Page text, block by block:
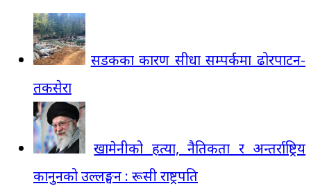
सडकका कारण सीधा सम्पर्कमा ढोरपाटन-
तकसेरा
खामेनीको हत्या, नैतिकता र अन्तर्राष्ट्रिय
कानुनको उल्लङ्घन : रूसी राष्ट्रपति